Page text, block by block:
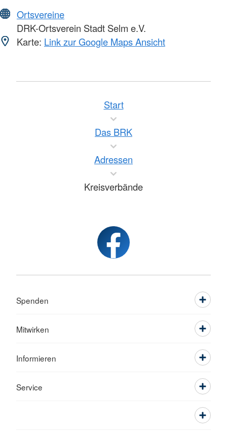
Ortsvereine
DRK-Ortsverein Stadt Selm e.V.
Karte: Link zur Google Maps Ansicht
Start
Das BRK
Adressen
Kreisverbände
Spenden
Mitwirken
Informieren
Service